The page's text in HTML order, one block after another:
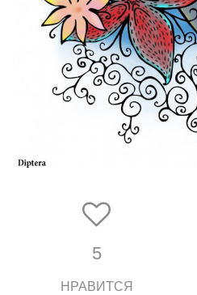
5
НРАВИТСЯ